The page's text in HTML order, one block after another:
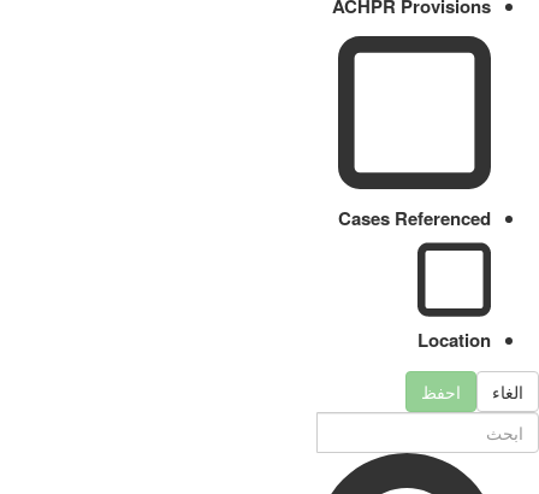
ACHPR Provisions
Cases Referenced
Location
الغاء احفظ